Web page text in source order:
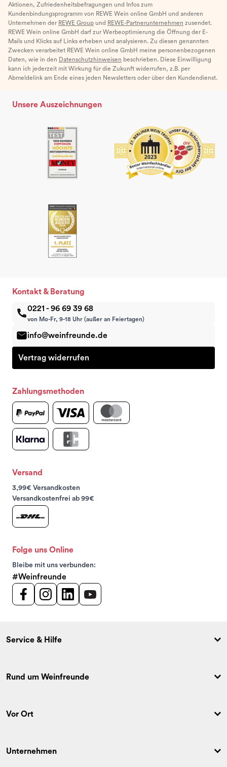
Aktionen, Zufriedenheitsbefragungen und Infos zum
Kundenbindungsprogramm von REWE Wein online GmbH und anderen
Unternehmen der REWE Group und REWE-Partnerunternehmen zusendet.
REWE Wein online GmbH darf zur Werbeoptimierung die Öffnung der E-
Mails und Klicks auf Links erheben und analysieren. Zu diesen genannten
Zwecken verarbeitet REWE Wein online GmbH meine personenbezogenen
Daten, wie in den Datenschutzhinweisen beschrieben. Diese Einwilligung
kann ich jederzeit mit Wirkung für die Zukunft widerrufen, z.B. per
Abmeldelink am Ende eines jeden Newsletters oder über den Kundendienst.
Unsere Auszeichnungen
Kontakt & Beratung
0221 - 96 69 39 68
von Mo-Fr, 9-18 Uhr (außer an Feiertagen)
info@weinfreunde.de
Vertrag widerrufen
Zahlungsmethoden
Versand
3,99€ Versandkosten
Versandkostenfrei ab 99€
Folge uns Online
Bleibe mit uns verbunden:
#Weinfreunde
Service & Hilfe
Rund um Weinfreunde
Vor Ort
Unternehmen